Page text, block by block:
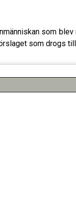
som
som drogs